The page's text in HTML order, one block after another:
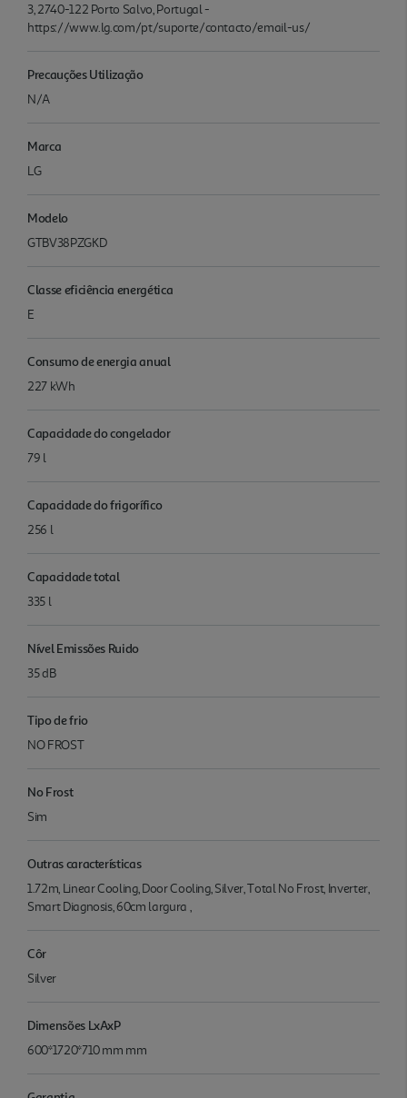
3, 2740-122 Porto Salvo, Portugal -
https://www.lg.com/pt/suporte/contacto/email-us/
Precauções Utilização
N/A
Marca
LG
Modelo
GTBV38PZGKD
Classe eficiência energética
E
Consumo de energia anual
227 kWh
Capacidade do congelador
79 l
Capacidade do frigorífico
256 l
Capacidade total
335 l
Nível Emissões Ruido
35 dB
Tipo de frio
NO FROST
No Frost
Sim
Outras características
1.72m, Linear Cooling, Door Cooling, Silver, Total No Frost, Inverter,
Smart Diagnosis, 60cm largura ,
Côr
Silver
Dimensões LxAxP
600*1720*710 mm mm